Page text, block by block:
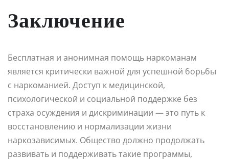
Заключение
Бесплатная и анонимная помощь наркоманам
является критически важной для успешной борьбы
с наркоманией. Доступ к медицинской,
психологической и социальной поддержке без
страха осуждения и дискриминации — это путь к
восстановлению и нормализации жизни
наркозависимых. Общество должно продолжать
развивать и поддерживать такие программы,